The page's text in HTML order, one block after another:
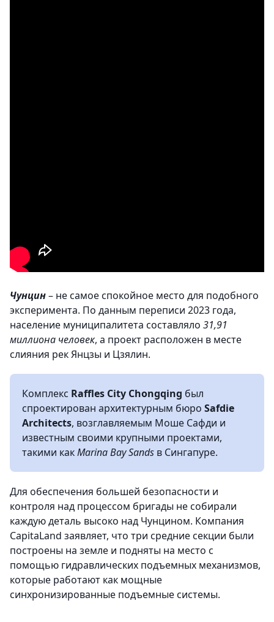
Чунцин– не самое спокойное место для подобного
эксперимента. По данным переписи 2023 года,
население муниципалитета составляло 31,91
миллиона человек, а проект расположен в месте
слияния рек Янцзы и Цзялин.
Комплекс Raffles City Chongqing был
спроектирован архитектурным бюро Safdie
Architects, возглавляемым Моше Сафди и
известным своими крупными проектами,
такими какMarina Bay Sands в Сингапуре.
Для обеспечения большей безопасности и
контроля над процессом бригады не собирали
каждую деталь высоко над Чунцином. Компания
CapitaLand заявляет, что три средние секции были
построены на земле и подняты на место с
помощью гидравлических подъемных механизмов,
которые работают как мощные
синхронизированные подъемные системы.